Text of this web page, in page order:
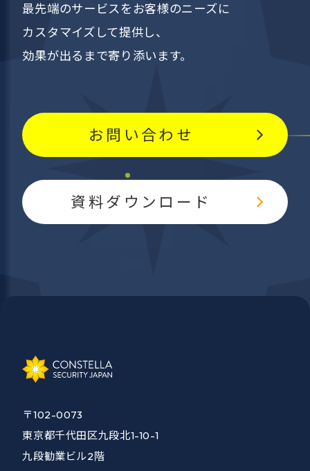
最先端のサービスをお客様のニーズに
カスタマイズして提供し、
効果が出るまで寄り添います。
お問い合わせ
資料ダウンロード
〒102-0073
東京都千代田区九段北1-10-1
九段勧業ビル2階